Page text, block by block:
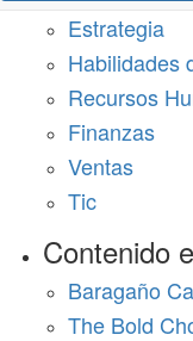
Estrategia
Habilidades
Recursos
Finanzas
Ventas
Tic
Contenido
Baragaño
The Bold